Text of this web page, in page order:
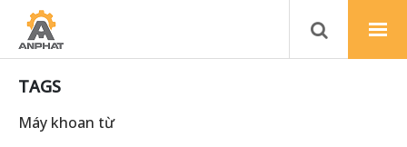
TAGS
Máy khoan từ